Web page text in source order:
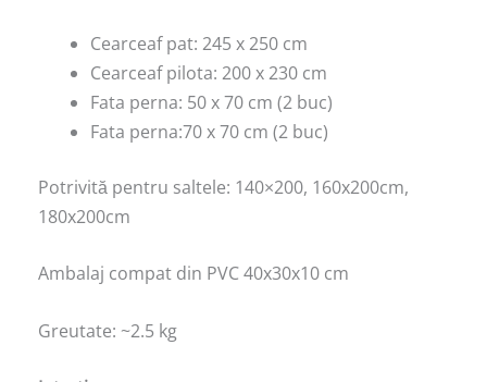
Cearceaf pat: 245 x 250 cm
Cearceaf pilota: 200 x 230 cm
Fata perna: 50 x 70 cm (2 buc)
Fata perna:70 x 70 cm (2 buc)
Potrivită pentru saltele: 140×200, 160x200cm,
180x200cm
Ambalaj compat din PVC 40x30x10 cm
Greutate: ~2.5 kg